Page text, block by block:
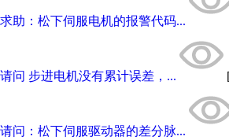
求助：松下伺服电机的报警代码...
请问 步进电机没有累计误差，...
请问：松下伺服驱动器的差分脉...